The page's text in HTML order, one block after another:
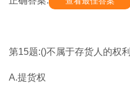
第15题:()不属于存货人的权利
A.提货权